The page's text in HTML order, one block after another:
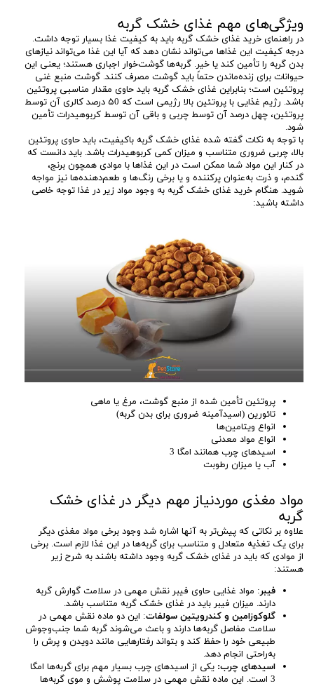
ویژگی‌های مهم غذای خشک گربه
در راهنمای خرید غذای خشک گربه باید به کیفیت غذا بسیار توجه داشت.
درجه کیفیت این غذاها می‌تواند نشان دهد که آیا این غذا می‌تواند نیازهای
بدن گربه را تأمین کند یا خیر. گربه‌ها گوشت‌خوار اجباری هستند؛ یعنی این
حیوانات برای زنده‌ماندن حتماً باید گوشت مصرف کنند. گوشت منبع غنی
پروتئین است؛ بنابراین غذای خشک گربه باید حاوی مقدار مناسبی پروتئین
باشد. رژیم غذایی با پروتئین بالا رژیمی است که ۵0 درصد کالری آن توسط
پروتئین، چهل درصد آن توسط چربی و باقی آن توسط کربوهیدرات تأمین
شود.
با توجه به نکات گفته شده غذای خشک گربه باکیفیت، باید حاوی پروتئین
بالا، چربی ضروری متناسب و میزان کمی کربوهیدرات باشد. باید دانست که
در کنار این مواد شما ممکن است در این غذاها با موادی همچون برنج،
گندم، و ذرت به‌عنوان پرکننده و یا برخی رنگ‌ها و طعم‌دهنده‌ها نیز مواجه
شوید. هنگام خرید غذای خشک گربه به وجود مواد زیر در غذا توجه خاصی
داشته باشید:
پروتئین تأمین شده از منبع گوشت، مرغ یا ماهی
تائورین (اسیدآمینه ضروری برای بدن گربه)
انواع ویتامین‌ها
انواع مواد معدنی
اسیدهای چرب همانند امگا 3
آب یا میزان رطوبت
مواد مغذی موردنیاز مهم دیگر در غذای خشک
گربه
علاوه بر نکاتی که پیش‌تر به آنها اشاره شد وجود برخی مواد مغذی دیگر
برای یک تغذیه متعادل و متناسب برای گربه‌ها در این غذا لازم است. برخی
از موادی که باید در غذای خشک گربه وجود داشته باشند به شرح زیر
هستند:
فیبر: مواد غذایی حاوی فیبر نقش مهمی در سلامت گوارش گربه
دارند. میزان فیبر باید در غذای خشک گربه متناسب باشد.
گلوکوزامین و کندرویتین سولفات: این دو ماده نقش مهمی در
سلامت مفاصل گربه‌ها دارند و باعث می‌شوند گربه شما جنب‌وجوش
طبیعی خود را حفظ کند و بتواند رفتارهایی مانند دویدن و پرش را
به‌راحتی انجام دهد.
اسیدهای چرب: یکی از اسیدهای چرب بسیار مهم برای گربه‌ها امگا
3 است. این ماده نقش مهمی در سلامت پوشش و موی گربه‌ها